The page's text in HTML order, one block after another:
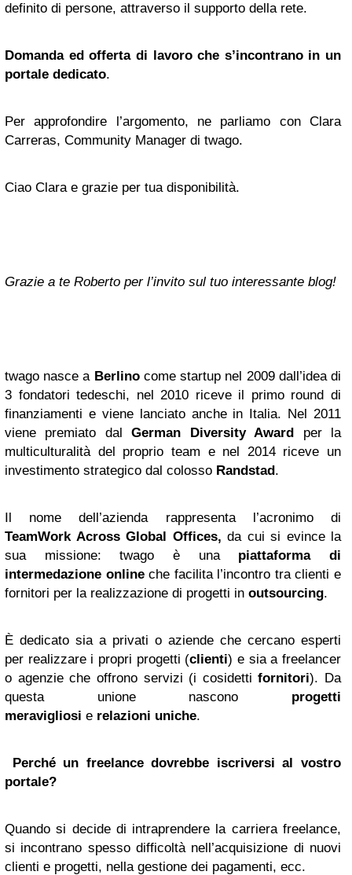
definito di persone, attraverso il supporto della rete.
Domanda ed offerta di lavoro che s’incontrano in un
portale dedicato.
Per approfondire l’argomento, ne parliamo con Clara
Carreras, Community Manager di twago.
Ciao Clara e grazie per tua disponibilità.
Grazie a te Roberto per l’invito sul tuo interessante blog!
twago nasce a Berlinocome startup nel 2009 dall’idea di
3 fondatori tedeschi, nel 2010 riceve il primo round di
finanziamenti e viene lanciato anche in Italia. Nel 2011
viene premiato dalGerman Diversity Award per la
multiculturalità del proprio team e nel 2014 riceve un
investimento strategico dal colosso Randstad.
Il nome dell’azienda rappresenta l’acronimo di
TeamWork Across Global Offices, da cui si evince la
sua missione: twago è una piattaforma di
intermedazione onlineche facilita l’incontro tra clienti e
fornitori per la realizzazione di progetti in outsourcing.
È dedicato sia a privati o aziende che cercano esperti
per realizzare i propri progetti (clienti) e sia a freelancer
o agenzie che offrono servizi (i cosidettifornitori). Da
questa unione nascono progetti
meravigliosi e relazioni uniche.
Perché un freelance dovrebbe iscriversi al vostro
portale?
Quando si decide di intraprendere la carriera freelance,
si incontrano spesso difficoltà nell’acquisizione di nuovi
clienti e progetti, nella gestione dei pagamenti, ecc.